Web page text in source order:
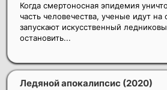
Когда смертоносная эпидемия
часть человечества, ученые идут на
запускают искусственный
остановить...
Ледяной апокалипсис (2020)